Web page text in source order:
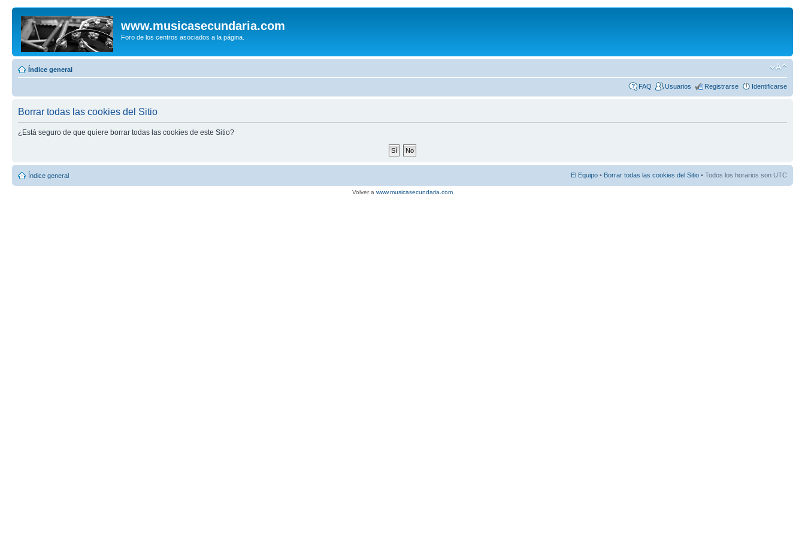
www.musicasecundaria.com
Foro de los centros asociados a la página.
Índice general
FAQ Usuarios Registrarse Identificarse
Borrar todas las cookies del Sitio
¿Está seguro de que quiere borrar todas las cookies de este Sitio?
Índice general El Equipo • Borrar todas las cookies del Sitio • Todos los horarios son UTC
Volver a www.musicasecundaria.com